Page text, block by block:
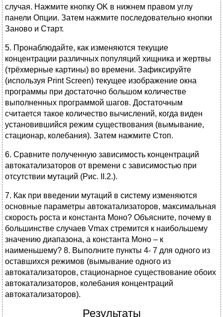
случая. Нажмите кнопку OK в нижнем правом углу
панели Опции. Затем нажмите последовательно кнопки
Заново и Старт.
5. Пронаблюдайте, как изменяются текущие
концентрации различных популяций хищника и жертвы
(трёхмерные картины) во времени. Зафиксируйте
(используя Print Screen) текущее изображение окна
программы при достаточно большом количестве
выполненных программой шагов. Достаточным
считается такое количество вычислений, когда виден
установившийся режим существования (вымывание,
стационар, колебания). Затем нажмите Стоп.
6. Сравните полученную зависимость концентраций
автокатализаторов от времени с зависимостью при
отсутствии мутаций (Рис. II.2.).
7. Как при введении мутаций в систему изменяются
основные параметры автокатализаторов, максимальная
скорость роста и константа Моно? Объясните, почему в
большинстве случаев Vmax стремится к наибольшему
значению диапазона, а константа Моно – к
наименьшему? 8. Выполните пункты 4- 7 для одного из
оставшихся режимов (вымывание одного из
автокатализаторов, стационарное существование обоих
автокатализаторов, колебания концентраций
автокатализаторов).
Результаты